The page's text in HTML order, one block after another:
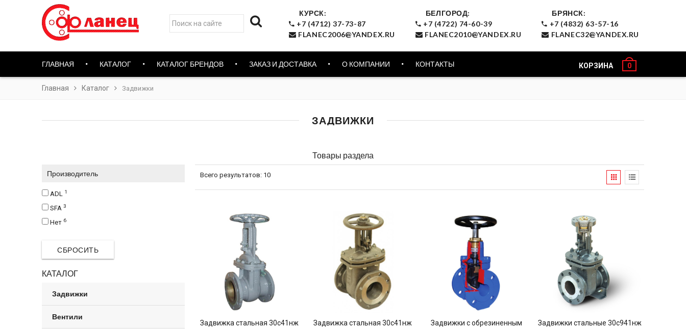
КУРСК:
+7 (4712) 37-73-87
FLANEC2006@YANDEX.RU
БЕЛГОРОД:
+7 (4722) 74-60-39
FLANEC2010@YANDEX.RU
БРЯНСК:
+7 (4832) 63-57-16
FLANEC32@YANDEX.RU
ГЛАВНАЯ КАТАЛОГ КАТАЛОГ БРЕНДОВ ЗАКАЗ И ДОСТАВКА О КОМПАНИИ КОНТАКТЫ КОРЗИНА 0
Главная Каталог Задвижки
ЗАДВИЖКИ
Товары раздела
Производитель
ADL 1
SFA 3
Нет 6
СБРОСИТЬ
КАТАЛОГ
Задвижки
Вентили
Всего результатов: 10
Задвижка стальная 30с41нж
Задвижка стальная 30с41нж
Задвижки с обрезиненным
Задвижки стальные 30с941нж